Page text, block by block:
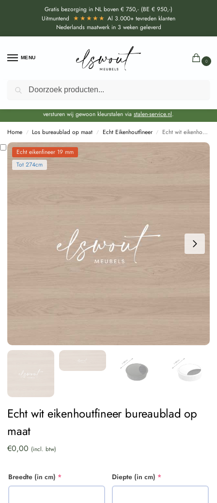
Gratis bezorging in NL boven € 750,- (BE € 950,-)
Uitmuntend ★★★★★ Al 3.000+ tevreden klanten
Nederlands maatwerk in 3 weken geleverd
MENU
0
Door de bouwvakperiode geldt momenteel een EXTRA levertijd van circa 3
weken bovenop de reguliere levertijd.
versturen wij gewoon kleurstalen via stalen-service.nl.
Home / Los bureaublad op maat / Echt Eikenhoutfineer / Echt wit eikenhoutfineer bureaublad op maat
Echt eikenfineer 19 mm
Tot 274cm
Echt wit eikenhoutfineer bureaublad op
maat
€0,00 (incl. btw)
Breedte (in cm) * Diepte (in cm) *